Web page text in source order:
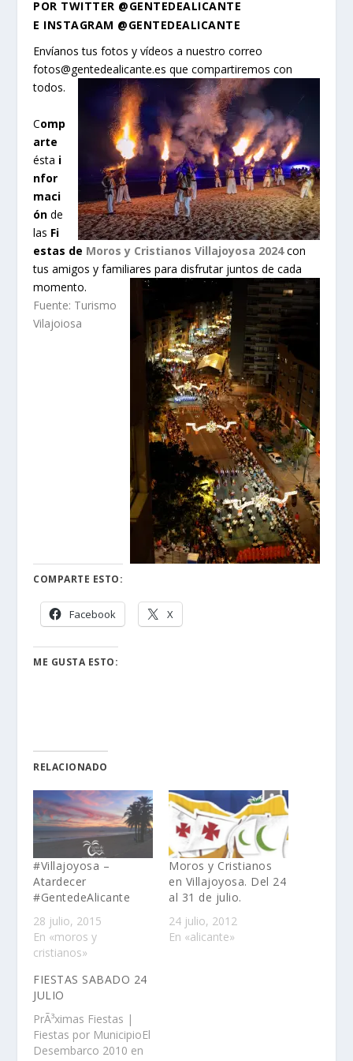
POR TWITTER @GENTEDEALICANTE
E INSTAGRAM @GENTEDEALICANTE
Envíanos tus fotos y vídeos a nuestro correo
fotos@gentedealicante.es que compartiremos con
todos.
Comp
arte
ésta i
nfor
maci
ón de
las Fi
estas de Moros y Cristianos Villajoyosa 2024 con
tus amigos y familiares para disfrutar juntos de cada
momento.
Fuente: Turismo
Vilajoiosa
COMPARTE ESTO:
Facebook X
ME GUSTA ESTO:
RELACIONADO
#Villajoyosa –
Atardecer
#GentedeAlicante
28 julio, 2015
En «moros y
cristianos»
Moros y Cristianos
en Villajoyosa. Del 24
al 31 de julio.
24 julio, 2012
En «alicante»
FIESTAS SABADO 24
JULIO
PrÃ³ximas Fiestas |
Fiestas por MunicipioEl
Desembarco 2010 en